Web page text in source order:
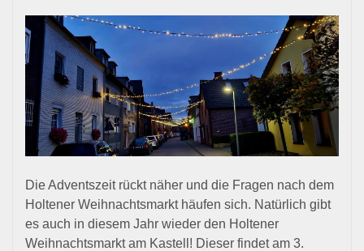
Holten
Die Adventszeit rückt näher und die Fragen nach dem
Holtener Weihnachtsmarkt häufen sich. Natürlich gibt
es auch in diesem Jahr wieder den Holtener
Weihnachtsmarkt am Kastell! Dieser findet am 3.